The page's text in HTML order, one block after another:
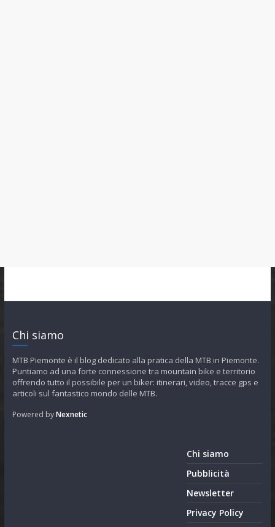
Chi siamo
MTB Piemonte è il blog dedicato alla pratica della MTB in Piemonte.
Puntiamo ad una forte connessione tra mountain bike e territorio
offrendo tutto il possibile per un biker: itinerari, video, tracce gps e
articoli sul fantastico mondo delle MTB.
Powered byNexnetic
Chi siamo
Pubblicità
Newsletter
Privacy Policy